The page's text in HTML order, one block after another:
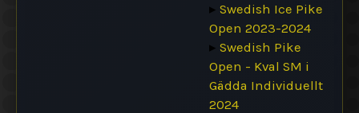
▸ Swedish Ice Pike
Open 2023-2024
▸ Swedish Pike
Open - Kval SM i
Gädda Individuellt
2024